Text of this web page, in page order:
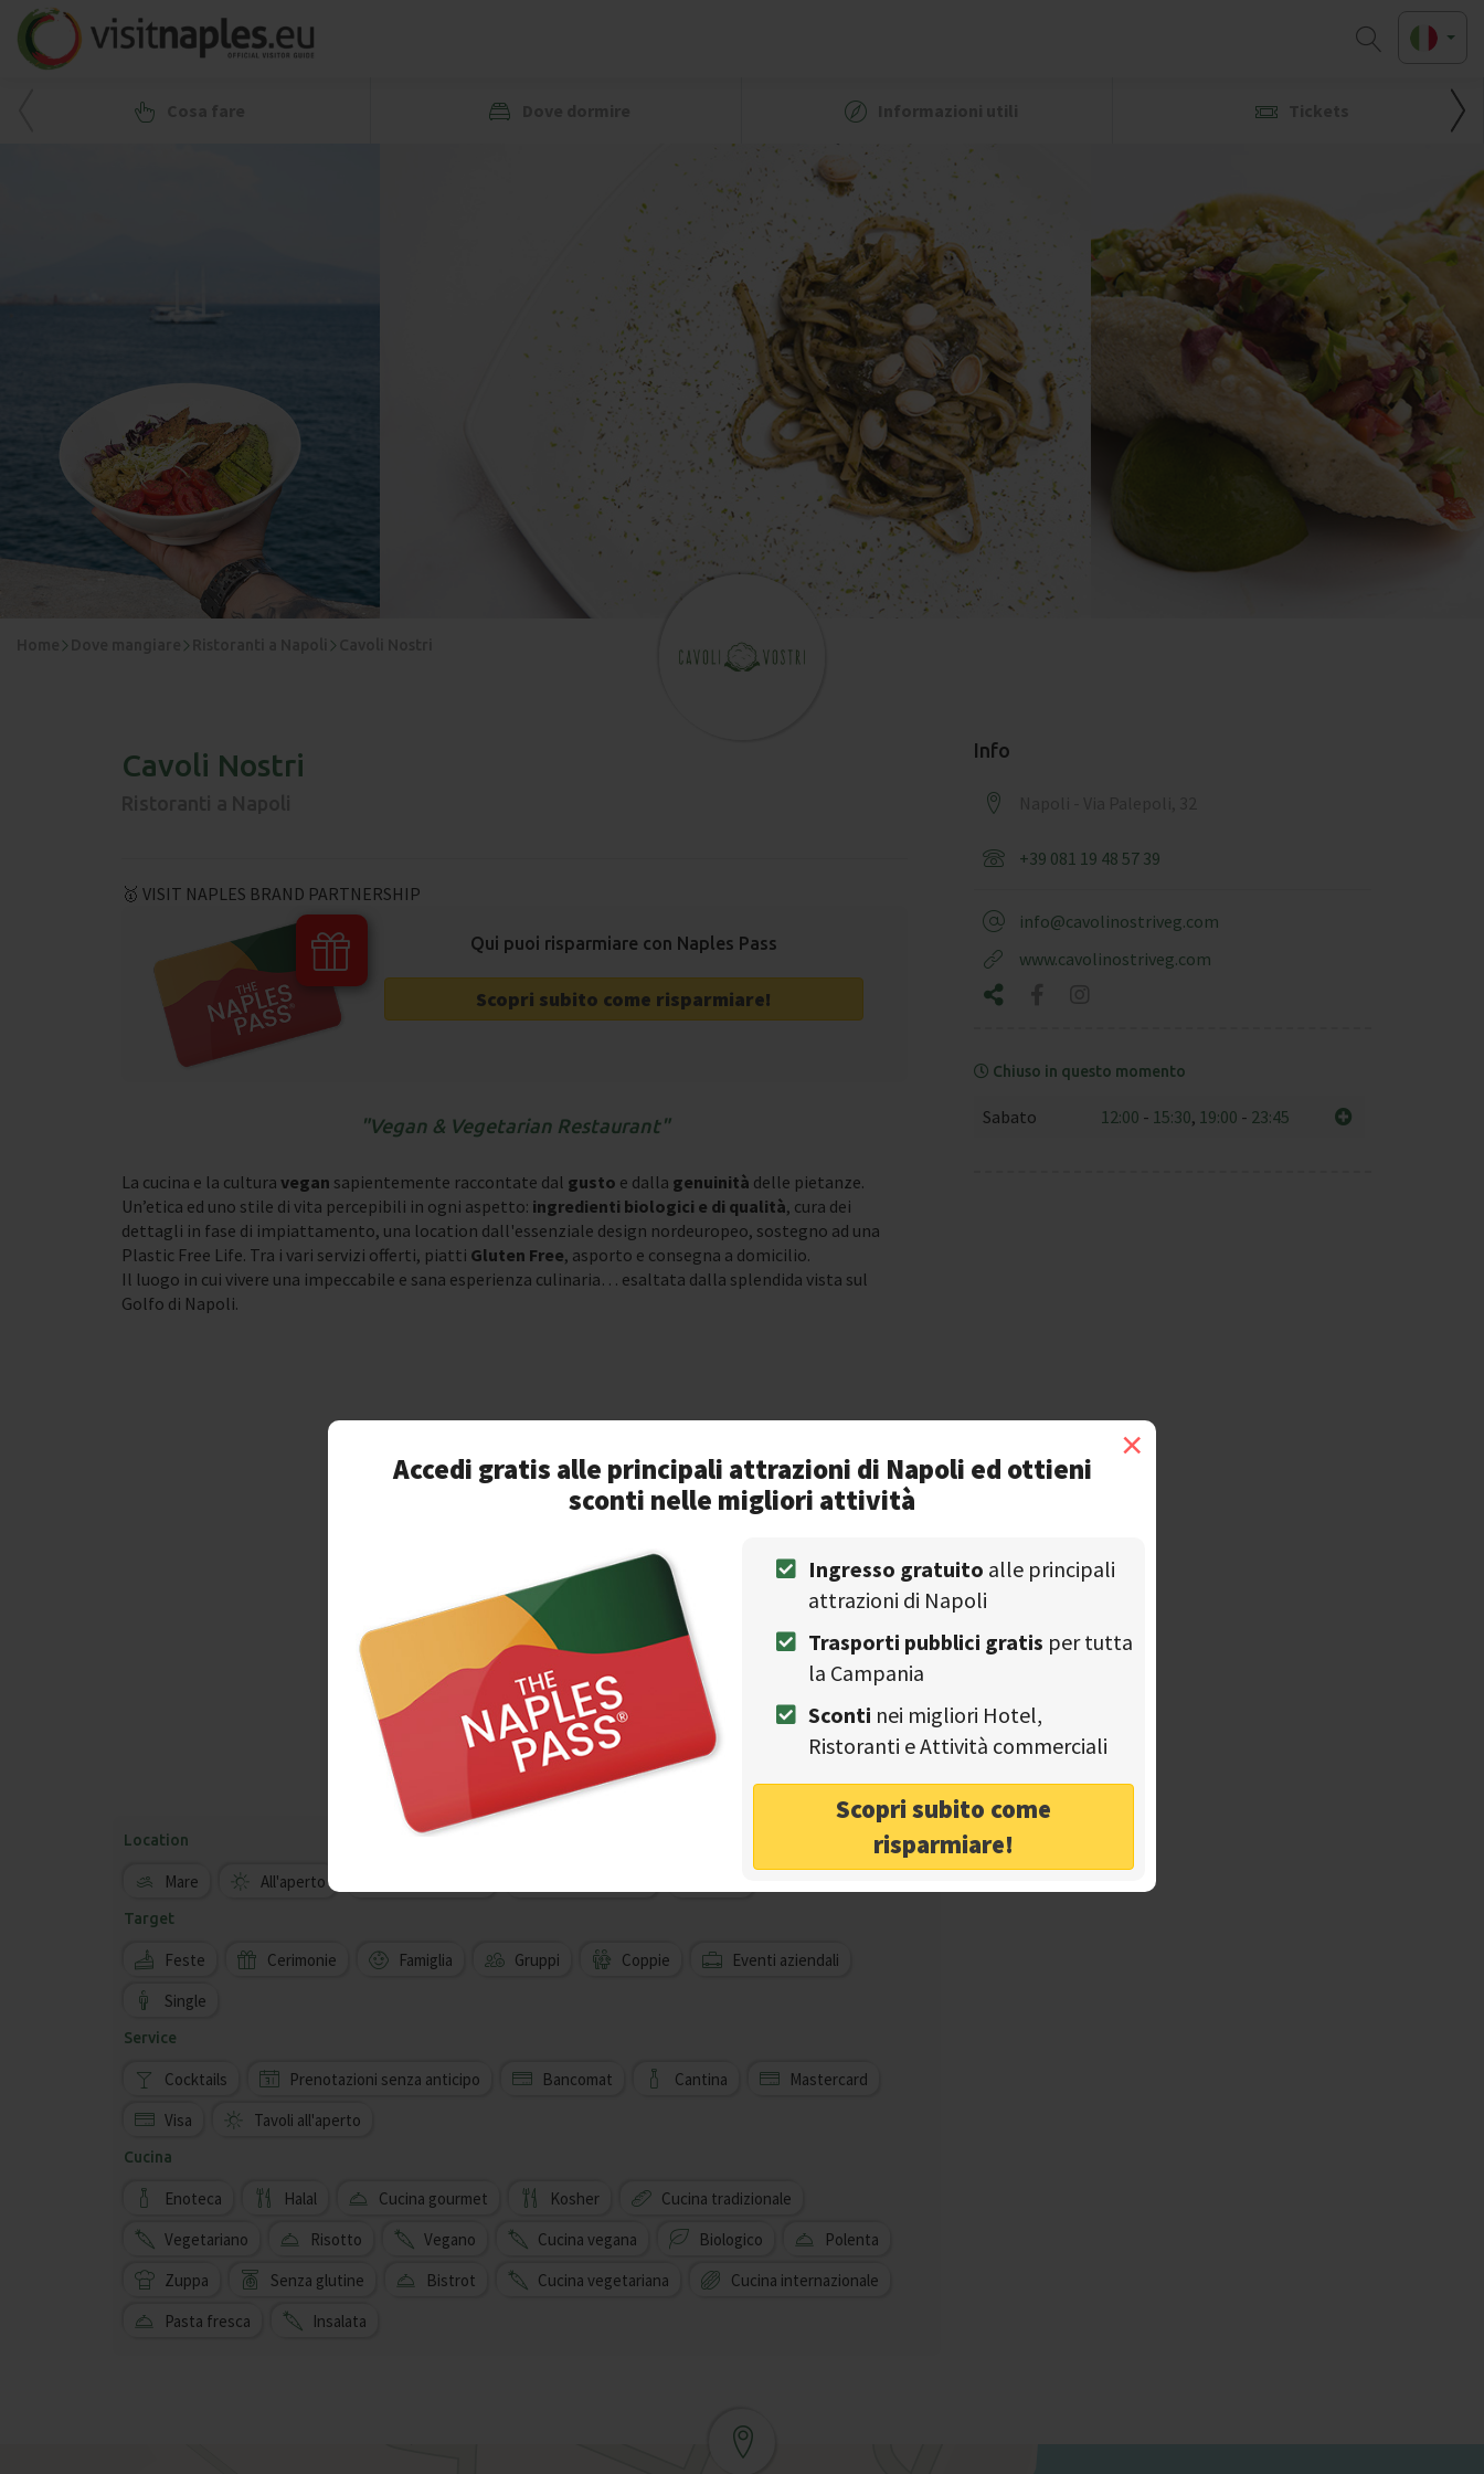
Accedi gratis alle principali attrazioni di Napoli ed ottieni
sconti nelle migliori attività
Ingresso gratuito alle principali
attrazioni di Napoli
Trasporti pubblici gratis per tutta
la Campania
Sconti nei migliori Hotel,
Ristoranti e Attività commerciali
Scopri subito come
risparmiare!
×
Cavoli Nostri
🥇 VISIT NAPLES BRAND PARTNERSHIP
Qui puoi risparmiare con Naples Pass
Scopri subito come risparmiare!
Vegan & Vegetarian Restaurant
La cucina e la cultura vegan sapientemente raccontate dal gusto e dalla genuinità delle pietanze.
Un’etica ed uno stile di vita percepibili in ogni aspetto: ingredienti biologici e di qualità, cura dei
dettagli in fase di impiattamento, una location dall'essenziale design nordeuropeo, sostegno ad una
Plastic Free Life. Tra i vari servizi offerti, piatti Gluten Free, asporto e consegna a domicilio.
Il luogo in cui vivere una impeccabile e sana esperienza culinaria… esaltata dalla splendida vista sul
Golfo di Napoli.
Location
Mare All'aperto
Target
Feste Cerimonie Famiglia Gruppi Coppie
Eventi aziendali
Single
Service
Cocktails Prenotazioni senza anticipo Bancomat Cantina
Mastercard
Visa
Tavoli all'aperto
Cucina
Enoteca Halal Cucina gourmet Kosher
Cucina tradizionale
Vegetariano
Risotto Vegano Cucina vegana Biologico
Polenta
Zuppa
Senza glutine Bistrot Cucina vegetariana
Cucina internazionale
Pasta fresca
Insalata
Info
+39 081 19 48 57 39
info@cavolinostriveg.com
www.cavolinostriveg.com
Chiuso in questo momento
Sabato 12:00 - 15:30, 19:00 - 23:45